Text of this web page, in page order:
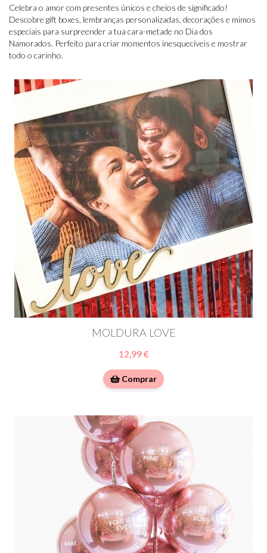
Celebra o amor com presentes únicos e cheios de significado!
Descobre gift boxes, lembranças personalizadas, decorações e mimos
especiais para surpreender a tua cara-metade no Dia dos
Namorados. Perfeito para criar momentos inesquecíveis e mostrar
todo o carinho.
MOLDURA LOVE
12,99 €
Comprar